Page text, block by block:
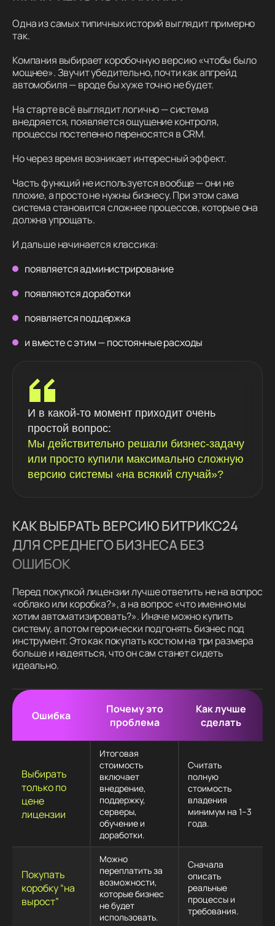
Одна из самых типичных историй выглядит примерно
так.
Компания выбирает коробочную версию «чтобы было
мощнее». Звучит убедительно, почти как апгрейд
автомобиля — вроде бы хуже точно не будет.
На старте всё выглядит логично — система
внедряется, появляется ощущение контроля,
процессы постепенно переносятся в CRM.
Но через время возникает интересный эффект.
Часть функций не используется вообще — они не
плохие, а просто не нужны бизнесу. При этом сама
система становится сложнее процессов, которые она
должна упрощать.
И дальше начинается классика:
появляется администрирование
появляются доработки
появляется поддержка
и вместе с этим — постоянные расходы
И в какой-то момент приходит очень
простой вопрос:
Мы действительно решали бизнес-задачу
или просто купили максимально сложную
версию системы «на всякий случай»?
КАК ВЫБРАТЬ ВЕРСИЮ БИТРИКС24
ДЛЯ СРЕДНЕГО БИЗНЕСА БЕЗ
ОШИБОК
Перед покупкой лицензии лучше ответить не на вопрос
«облако или коробка?», а на вопрос «что именно мы
хотим автоматизировать?». Иначе можно купить
систему, а потом героически подгонять бизнес под
инструмент. Это как покупать костюм на три размера
больше и надеяться, что он сам станет сидеть
идеально.
Ошибка
Почему это
проблема
Как лучше
сделать
Выбирать
только по
цене
лицензии
Итоговая
стоимость
включает
внедрение,
поддержку,
серверы,
обучение и
доработки.
Считать
полную
стоимость
владения
минимум на 1–3
года.
Покупать
коробку “на
вырост”
Можно
переплатить за
возможности,
которые бизнес
не будет
использовать.
Сначала
описать
реальные
процессы и
требования.